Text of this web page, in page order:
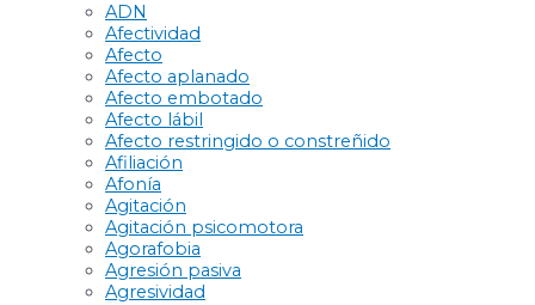
ADN
Afectividad
Afecto
Afecto aplanado
Afecto embotado
Afecto lábil
Afecto restringido o constreñido
Afiliación
Afonía
Agitación
Agitación psicomotora
Agorafobia
Agresión pasiva
Agresividad